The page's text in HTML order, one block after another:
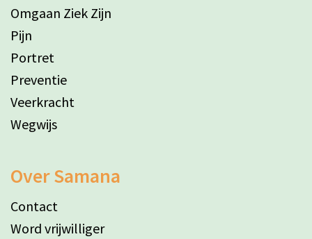
Omgaan Ziek Zijn
Pijn
Portret
Preventie
Veerkracht
Wegwijs
Over Samana
Contact
Word vrijwilliger